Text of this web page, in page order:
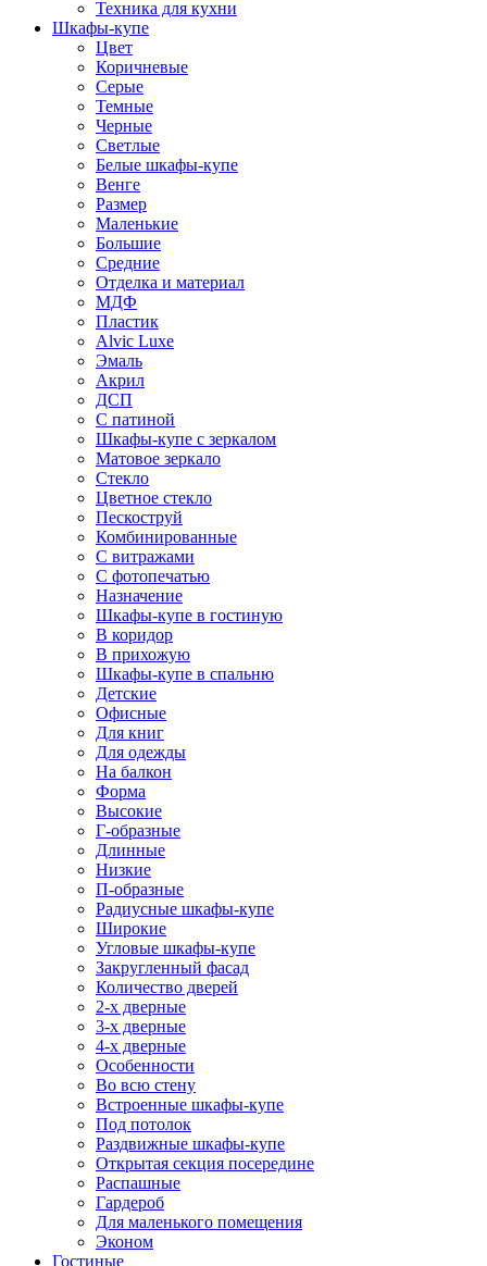
Техника для кухни
Шкафы-купе
Цвет
Коричневые
Серые
Темные
Черные
Светлые
Белые шкафы-купе
Венге
Размер
Маленькие
Большие
Средние
Отделка и материал
МДФ
Пластик
Alvic Luxe
Эмаль
Акрил
ДСП
С патиной
Шкафы-купе с зеркалом
Матовое зеркало
Стекло
Цветное стекло
Пескоструй
Комбинированные
С витражами
С фотопечатью
Назначение
Шкафы-купе в гостиную
В коридор
В прихожую
Шкафы-купе в спальню
Детские
Офисные
Для книг
Для одежды
На балкон
Форма
Высокие
Г-образные
Длинные
Низкие
П-образные
Радиусные шкафы-купе
Широкие
Угловые шкафы-купе
Закругленный фасад
Количество дверей
2-х дверные
3-х дверные
4-х дверные
Особенности
Во всю стену
Встроенные шкафы-купе
Под потолок
Раздвижные шкафы-купе
Открытая секция посередине
Распашные
Гардероб
Для маленького помещения
Эконом
Гостиные